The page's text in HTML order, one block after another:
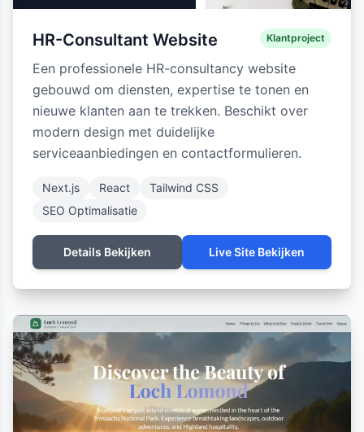
HR-Consultant Website Klantproject
Een professionele HR-consultancy website
gebouwd om diensten, expertise te tonen en
nieuwe klanten aan te trekken. Beschikt over
modern design met duidelijke
serviceaanbiedingen en contactformulieren.
Next.js React
Tailwind CSS
SEO Optimalisatie
Details Bekijken Live Site Bekijken